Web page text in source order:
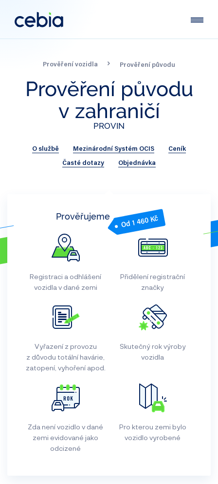
Prověření vozidla Prověření původu
Prověření původu
v zahraničí
PROVIN
O službě Mezinárodní Systém OCIS
Ceník
Časté dotazy
Objednávka
Prověřujeme Od 1 460 Kč
Registraci a odhlášení
vozidla v dané zemi
Přidělení registrační
značky
Vyřazení z provozu
z důvodu totální havárie,
zatopení, vyhoření apod.
Skutečný rok výroby
vozidla
Zda není vozidlo v dané
zemi evidované jako
odcizené
Pro kterou zemi bylo
vozidlo vyrobené